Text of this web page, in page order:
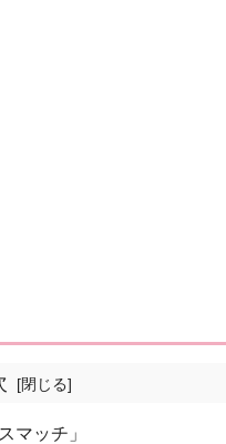
マッチ」